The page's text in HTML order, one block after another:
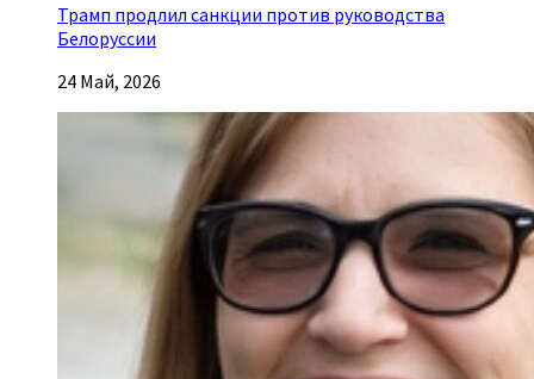
Трамп продлил санкции против руководства
Белоруссии
24 Май, 2026